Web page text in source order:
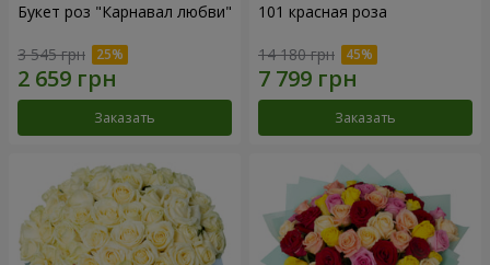
Букет роз "Карнавал любви"
3 545 грн
Заказать
101 красная роза
14 180 грн
Заказать